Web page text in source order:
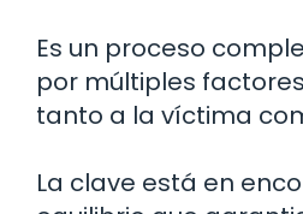
Es un proceso
por múltiples
tanto a la víctima
La clave está en